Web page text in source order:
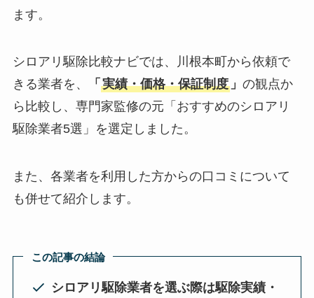
ます。
シロアリ駆除比較ナビでは、川根本町から依頼で
きる業者を、
「 実績・価格・保証制度」 の観点か
ら比較し、専門家監修の元「おすすめのシロアリ
駆除業者5選」を選定しました。
また、各業者を利用した方からの口コミについて
も併せて紹介します。
この記事の結論
シロアリ駆除業者を選ぶ際は駆除実績・